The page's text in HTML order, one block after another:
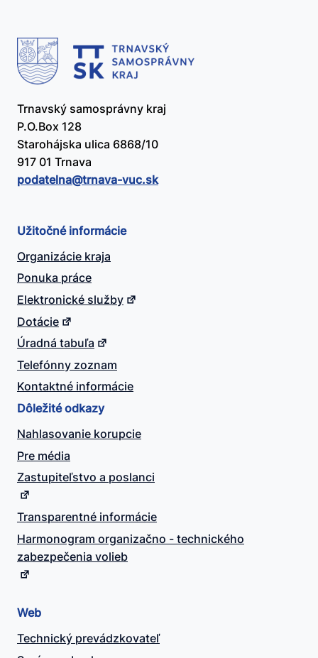
Trnavský samosprávny kraj
P.O.Box 128
Starohájska ulica 6868/10
917 01 Trnava
podatelna@​trnava-vuc.sk
Užitočné informácie
Organizácie kraja
Ponuka práce
Elektronické služby
Dotácie
Úradná tabuľa
Telefónny zoznam
Kontaktné informácie
Dôležité odkazy
Nahlasovanie korupcie
Pre média
Zastupiteľstvo a poslanci
Transparentné informácie
Harmonogram organizačno - technického
zabezpečenia volieb
Web
Technický prevádzkovateľ